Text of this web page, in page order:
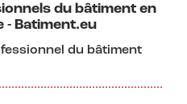
du bâtiment en
- Batiment.eu
du bâtiment